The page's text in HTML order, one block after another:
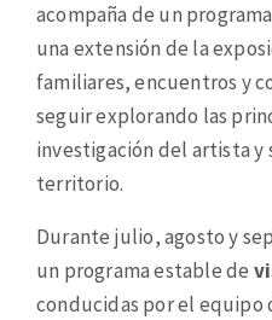
acompaña de un
una extensión de la
familiares, encuentros y
seguir explorando las
investigación del artista y
territorio.
Durante julio, agosto y
un programa estable de
conducidas por el equipo